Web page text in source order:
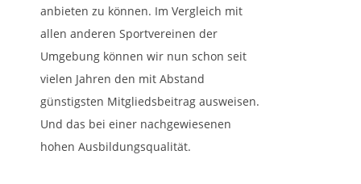
anbieten zu können. Im Vergleich mit
allen anderen Sportvereinen der
Umgebung können wir nun schon seit
vielen Jahren den mit Abstand
günstigsten Mitgliedsbeitrag ausweisen.
Und das bei einer nachgewiesenen
hohen Ausbildungsqualität.